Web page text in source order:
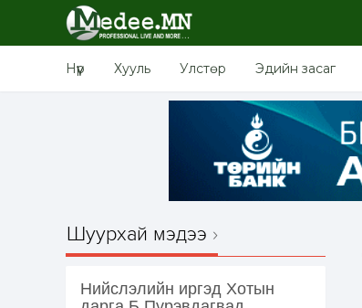
Нүүр Хууль Улстөр Эдийн засаг
Шуурхай мэдээ
Нийслэлийн иргэд Хотын